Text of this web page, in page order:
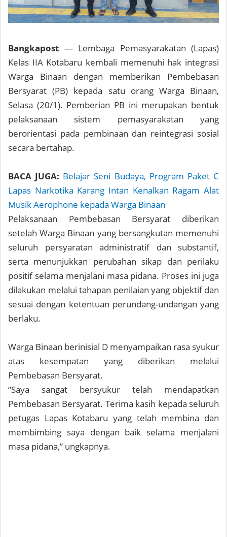
Bangkapost — Lembaga Pemasyarakatan (Lapas)
Kelas IIA Kotabaru kembali memenuhi hak integrasi
Warga Binaan dengan memberikan Pembebasan
Bersyarat (PB) kepada satu orang Warga Binaan,
Selasa (20/1). Pemberian PB ini merupakan bentuk
pelaksanaan sistem pemasyarakatan yang
berorientasi pada pembinaan dan reintegrasi sosial
secara bertahap.
BACA JUGA: Belajar Seni Budaya, Program Paket C
Lapas Narkotika Karang Intan Kenalkan Ragam Alat
Musik Aerophone kepada Warga Binaan
Pelaksanaan Pembebasan Bersyarat diberikan
setelah Warga Binaan yang bersangkutan memenuhi
seluruh persyaratan administratif dan substantif,
serta menunjukkan perubahan sikap dan perilaku
positif selama menjalani masa pidana. Proses ini juga
dilakukan melalui tahapan penilaian yang objektif dan
sesuai dengan ketentuan perundang-undangan yang
berlaku.
Warga Binaan berinisial D menyampaikan rasa syukur
atas kesempatan yang diberikan melalui
Pembebasan Bersyarat.
“Saya sangat bersyukur telah mendapatkan
Pembebasan Bersyarat. Terima kasih kepada seluruh
petugas Lapas Kotabaru yang telah membina dan
membimbing saya dengan baik selama menjalani
masa pidana,” ungkapnya.